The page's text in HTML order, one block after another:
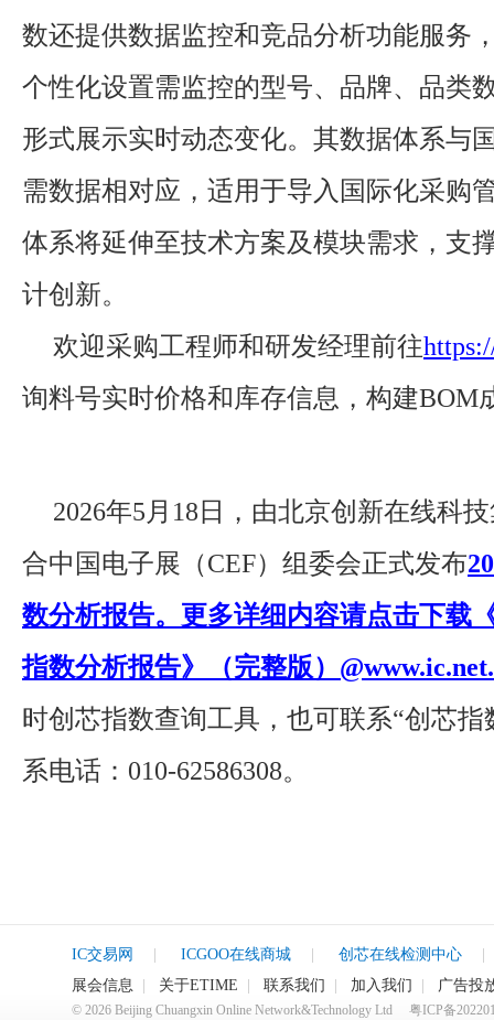
数还提供数据监控和竞品分析功能服务
个性化设置需监控的型号、品牌、品类
形式展示实时动态变化。其数据体系与
需数据相对应，适用于导入国际化采购
体系将延伸至技术方案及模块需求，支
计创新。
欢迎采购工程师和研发经理前往
询料号实时价格和库存信息，构建BOM
2026年5月18日，由北京创新在线科
合中国电子展（CEF）组委会正式发布
数分析报告。更多详细内容请点击下载
指数分析报告》（完整版）
时创芯指数查询工具，也可联系“创芯指
系电话：010-62586308。
IC交易网 ICGOO在线商城 创芯在线检测中心
展会信息
关于ETIME 联系我们 加入我们 广告投
© 2026 Beijing Chuangxin Online Network&Technology Ltd 粤ICP备